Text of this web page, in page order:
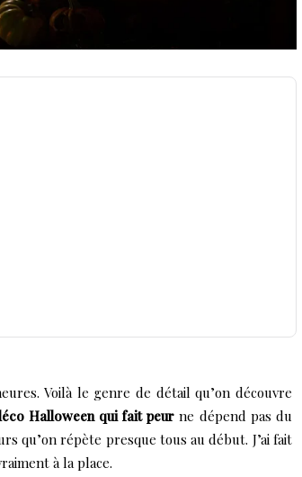
Voilà le genre de détail qu’on découvre
Halloween qui fait peur ne dépend pas du
qu’on répète presque tous au début. J’ai fait
à la place.